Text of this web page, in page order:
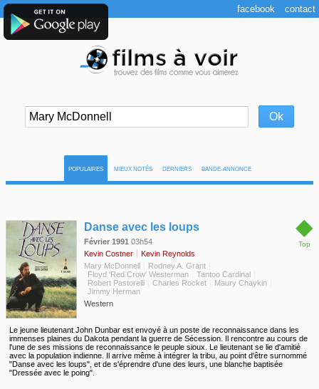
POPULAIRES MIEUX NOTÉS DERNIERS BANDE-ANNONCE
◆
Top
Danse avec les loups
Février 1991 03h54
Kevin Costner
Kevin Reynolds
Mary McDonnell
Rodney A. Grant
Floyd 'Red Crow' Westerman
Tantoo Cardinal
Robert Pastorelli
Charles Rocket
Maury Chaykin
Jimmy Herman
Western
Le jeune lieutenant John Dunbar est envoyé à un poste de reconnaissance dans les
immenses plaines du Dakota pendant la guerre de Sécession. Il rencontre au cours de
l'une de ses missions de reconnaissance le peuple sioux. Le lieutenant se lie d'amitié
avec la population indienne. Il arrive même à intégrer la tribu, au point d'être surnommé
"Danse avec les loups", et de s'éprendre d'une des leurs, une blanche baptisée
"Dressée avec le poing".
facebook contact